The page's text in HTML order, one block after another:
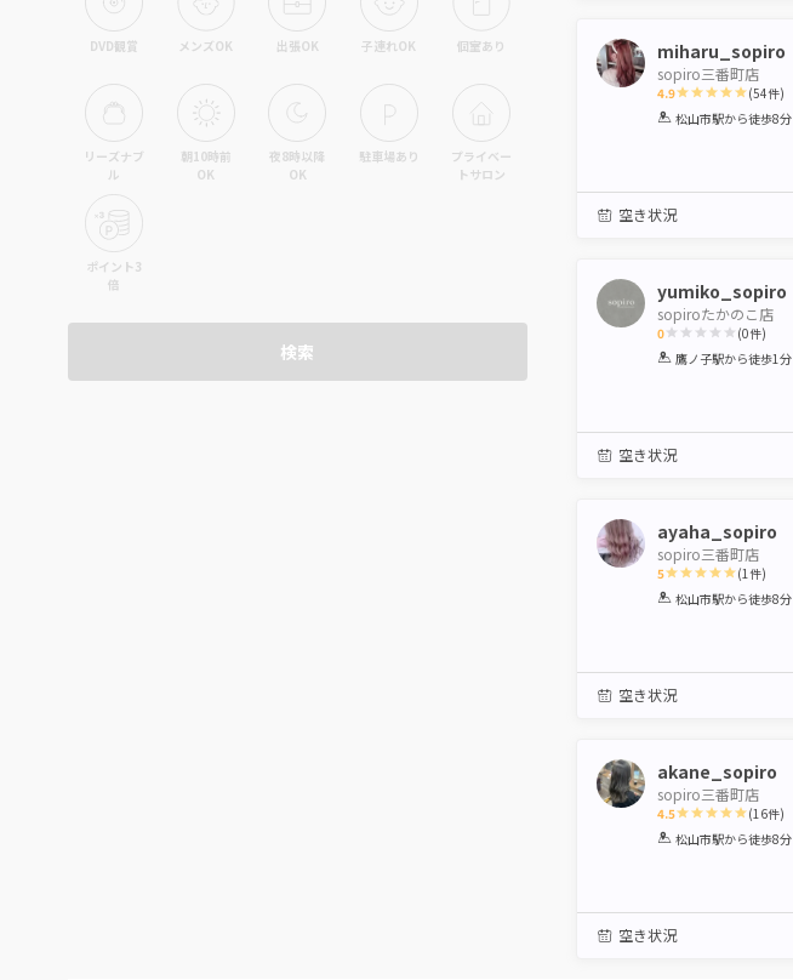
DVD観賞 メンズOK 出張OK 子連れOK 個室あり
リーズナブ
ル
朝10時前
OK
夜8時以降
OK
駐車場あり
プライベー
トサロン
ポイント3
倍
検索
miharu_sopiro
sopiro三番町店
4.9
1 2 3 4 5
(54件)
松山市駅から徒歩8分
空き状況
yumiko_sopiro
sopiroたかのこ店
0
1 2 3 4 5
(0件)
鷹ノ子駅から徒歩1分
空き状況
ayaha_sopiro
sopiro三番町店
5
1 2 3 4 5
(1 件)
松山市駅から徒歩8分
空き状況
akane_sopiro
sopiro三番町店
4.5
1 2 3 4 5
(16件)
松山市駅から徒歩8分
空き状況